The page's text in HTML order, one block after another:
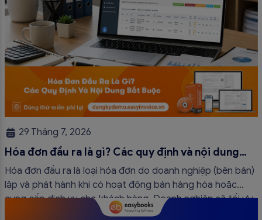
29 Tháng 7, 2026
Hóa đơn đầu ra là gì? Các quy định và nội dung
bắt buộc mới nhất
Hóa đơn đầu ra là loại hóa đơn do doanh nghiệp (bên bán)
lập và phát hành khi có hoạt động bán hàng hóa hoặc
cung cấp dịch vụ cho khách hàng. Doanh nghiệp sẽ tối ưu
quy trình vận hành và tránh được những án phạt hành